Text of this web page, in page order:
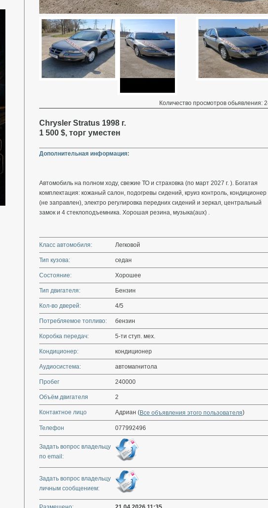
Количество просмотров обьявления:
Chrysler Stratus 1998 г.
1 500 $, торг уместен
Дополнительная информация:
Автомобиль на полном ходу, свежие ТО и страховка (по март 2027 г. ). Богатая
комплектация: кожаный салон, подогревы сидений, круиз контроль, кондиционер
(не заправлен), электро регулировка передних сидений и зеркал, центральный
замок и 4 стеклоподъемника. Хорошая резина, музыка(aux) .
Класс автомобиля: Легковой
Тип кузова: седан
Состояние: Хорошее
Тип двигателя: Бензин
Кол-во дверей: 4/5
Потребляемое топливо: бензин
Коробка передач: 5-ти ступ. мех.
Кондиционер: кондиционер
Аудиосистема: автомагнитола
Пробег 240000
Объём двигателя 2
Контактное лицо Адриан (Все объявления этого пользователя)
Телефон 077992496
Задать вопрос владельцу
по email:
Задать вопрос владельцу
личным сообщением: